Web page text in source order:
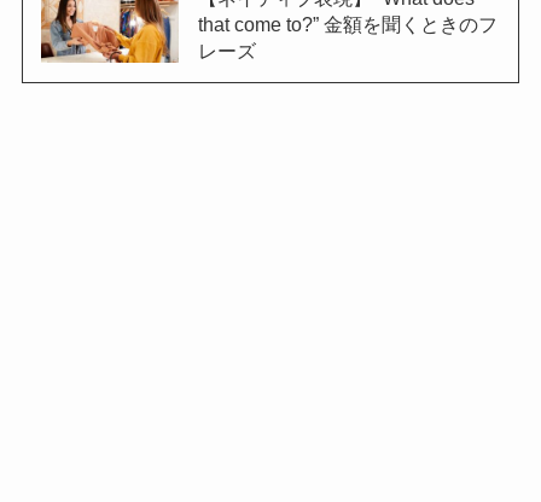
that come to?” 金額を聞くときのフ
レーズ